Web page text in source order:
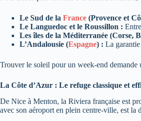
Le Sud de la France (Provence et
Le Languedoc et le Roussillon :
Les îles de la Méditerranée (Corse,
L’Andalousie (Espagne) : La
Trouver le soleil pour un week-end demande
La Côte d’Azur : Le refuge classique et
De Nice à Menton, la Riviera française est
avec son aéroport en plein centre-ville, est la